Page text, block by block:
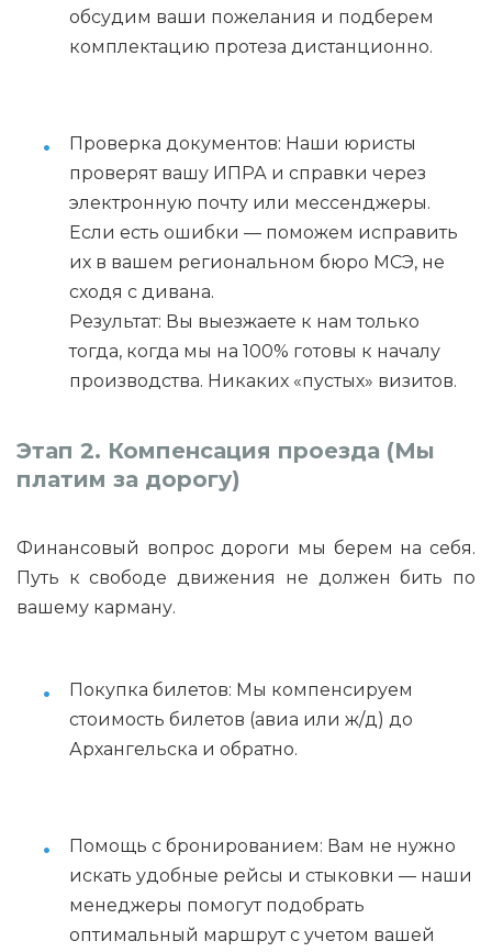
обсудим ваши пожелания и подберем
комплектацию протеза дистанционно.
Проверка документов: Наши юристы
проверят вашу ИПРА и справки через
электронную почту или мессенджеры.
Если есть ошибки — поможем исправить
их в вашем региональном бюро МСЭ, не
сходя с дивана.
Результат: Вы выезжаете к нам только
тогда, когда мы на 100% готовы к началу
производства. Никаких «пустых» визитов.
Этап 2. Компенсация проезда (Мы
платим за дорогу)
Финансовый вопрос дороги мы берем на себя.
Путь к свободе движения не должен бить по
вашему карману.
Покупка билетов: Мы компенсируем
стоимость билетов (авиа или ж/д) до
Архангельска и обратно.
Помощь с бронированием: Вам не нужно
искать удобные рейсы и стыковки — наши
менеджеры помогут подобрать
оптимальный маршрут с учетом вашей